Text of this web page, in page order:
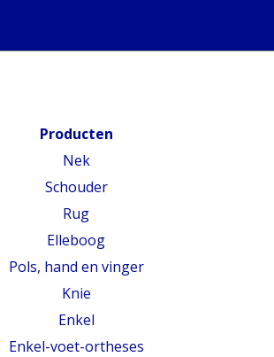
Producten
Nek
Schouder
Rug
Elleboog
Pols, hand en vinger
Knie
Enkel
Enkel-voet-ortheses